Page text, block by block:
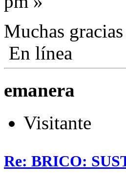
Muchas
En línea
emanera
Visitante
Re: BRICO: